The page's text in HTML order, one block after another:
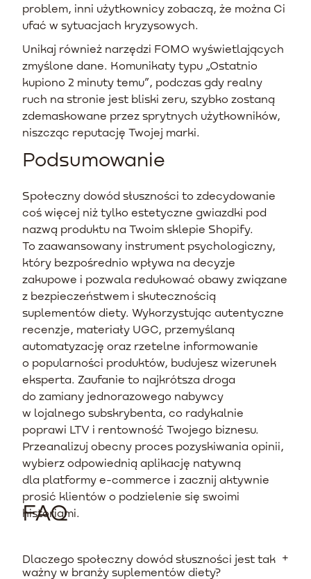
problem, inni użytkownicy zobaczą, że można Ci
ufać w sytuacjach kryzysowych.
Unikaj również narzędzi FOMO wyświetlających
zmyślone dane. Komunikaty typu „Ostatnio
kupiono 2 minuty temu”, podczas gdy realny
ruch na stronie jest bliski zeru, szybko zostaną
zdemaskowane przez sprytnych użytkowników,
niszcząc reputację Twojej marki.
Podsumowanie
Społeczny dowód słuszności to zdecydowanie
coś więcej niż tylko estetyczne gwiazdki pod
nazwą produktu na Twoim sklepie Shopify.
To zaawansowany instrument psychologiczny,
który bezpośrednio wpływa na decyzje
zakupowe i pozwala redukować obawy związane
z bezpieczeństwem i skutecznością
suplementów diety. Wykorzystując autentyczne
recenzje, materiały UGC, przemyślaną
automatyzację oraz rzetelne informowanie
o popularności produktów, budujesz wizerunek
eksperta. Zaufanie to najkrótsza droga
do zamiany jednorazowego nabywcy
w lojalnego subskrybenta, co radykalnie
poprawi LTV i rentowność Twojego biznesu.
Przeanalizuj obecny proces pozyskiwania opinii,
wybierz odpowiednią aplikację natywną
dla platformy e-commerce i zacznij aktywnie
prosić klientów o podzielenie się swoimi
historiami.
FAQ
Dlaczego społeczny dowód słuszności jest tak
ważny w branży suplementów diety?